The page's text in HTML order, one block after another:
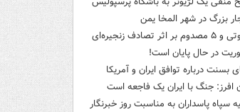
بزرگ در شهر المخا یمن
در حال پایان است!
بسنت درباره توافق ایران و آمریکا
افرز: جنگ با ایران یک فاجعه است
سپاه پاسداران به مناسبت روز خبرنگار